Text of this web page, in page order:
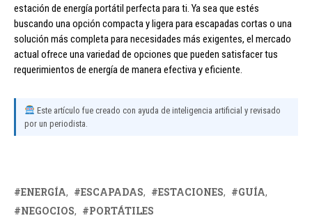
estación de energía portátil perfecta para ti. Ya sea que estés
buscando una opción compacta y ligera para escapadas cortas o una
solución más completa para necesidades más exigentes, el mercado
actual ofrece una variedad de opciones que pueden satisfacer tus
requerimientos de energía de manera efectiva y eficiente.
Este artículo fue creado con ayuda de inteligencia artificial y revisado
por un periodista.
ENERGÍA ESCAPADAS ESTACIONES
GUÍA
NEGOCIOS
PORTÁTILES